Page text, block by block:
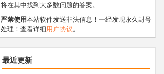
将在其中找到大多数问题的答案。
严禁使用本站软件发送非法信息！一经发现永久封号
处理！查看详细用户协议 。
最近更新